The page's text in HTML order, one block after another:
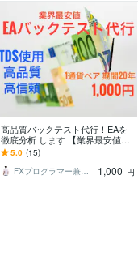
高品質バックテスト代行！EAを
徹底分析 します 【業界最安値】
TDSの高精度データで20年分のバ
ックテスト！
5.0 (15)
1,000 円